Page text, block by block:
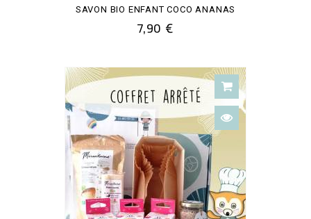
SAVON BIO ENFANT COCO ANANAS
7,90 €